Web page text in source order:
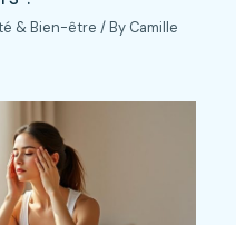
& Bien-être / By Camille